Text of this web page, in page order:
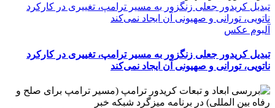
تبدیل کریدور جعلی زنگزور به مسیر ترامپ، تغییری در کارکرد
ناتویی، تورانی و صهیونی آن ایجاد نمی‌کند
آلبوم عکس
تبدیل کریدور جعلی زنگزور به مسیر ترامپ، تغییری در کارکرد
ناتویی، تورانی و صهیونی آن ایجاد نمی‌کند